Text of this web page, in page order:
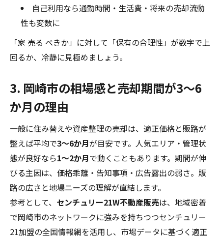
自己利用なら通勤時間・生活費・将来の売却流動
性も変数に
「家 売る べきか」に対して「保有の合理性」が数字で上
回るか、冷静に見極めましょう。
3. 岡崎市の相場感と売却期間が3〜6
か月の理由
一般に住み替えや資産整理の売却は、適正価格と販路が
整えば平均で3〜6か月が目安です。人気エリア・管理状
態が良好なら1〜2か月で動くこともあります。期間が伸
びる主因は、価格乖離・告知事項・広告露出の弱さ。販
路の広さと地場ニーズの理解が直結します。
参考として、 センチュリー21W不動産販売は、地域密着
で岡崎市のネットワークに強みを持ちつつセンチュリー
21加盟の全国情報網を活用し、市場データに基づく適正